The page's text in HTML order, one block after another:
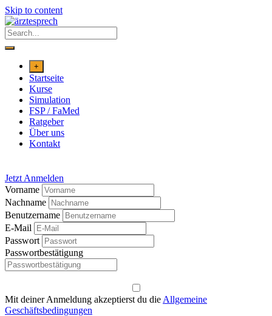
Skip to content
+
Startseite
Kurse
Simulation
FSP / FaMed
Ratgeber
Über uns
Kontakt
Jetzt Anmelden
Vorname
Nachname
Benutzername
E-Mail
Passwort
Passwortbestätigung
Mit deiner Anmeldung akzeptierst du die Allgemeine
Geschäftsbedingungen